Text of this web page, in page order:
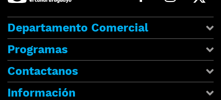
Departamento Comercial
Programas
Contactanos
Información